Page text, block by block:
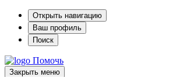
Открыть навигацию
Ваш профиль
Поиск
Помочь
Закрыть меню